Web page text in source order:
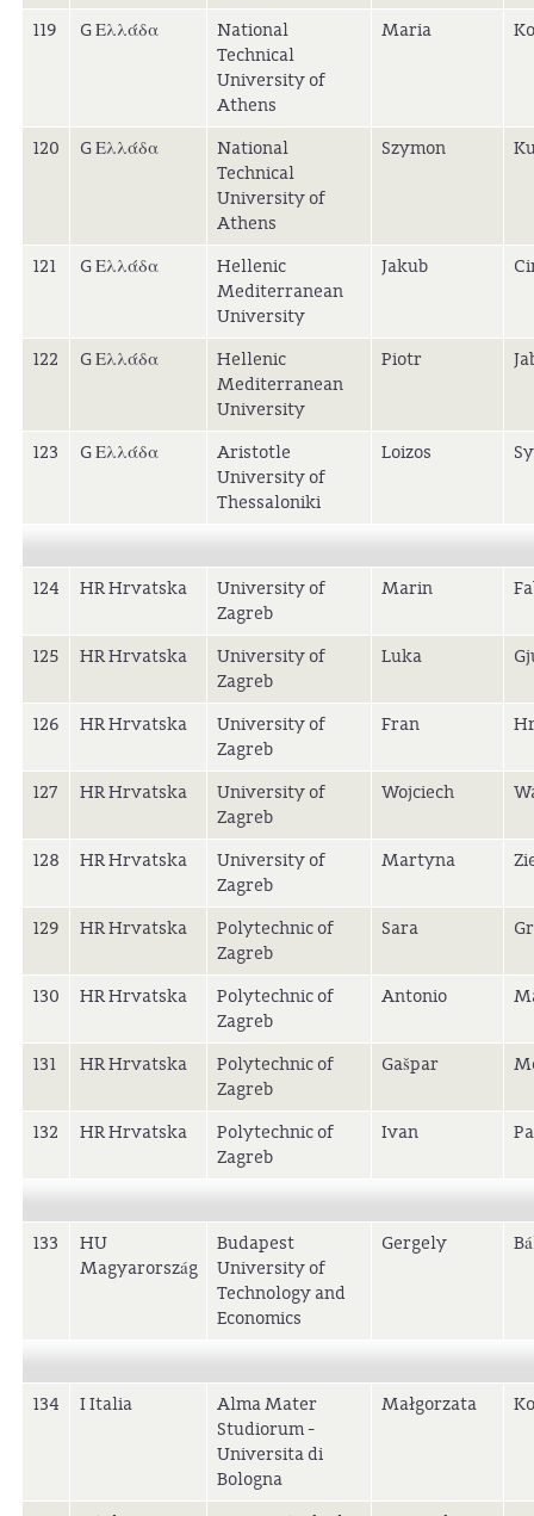
119 G Ελλάδα
National
Technical
University of
Athens
Maria
120 G Ελλάδα
National
Technical
University of
Athens
Szymon
121 G Ελλάδα
Hellenic
Mediterranean
University
Jakub
122 G Ελλάδα
Hellenic
Mediterranean
University
Piotr
123 G Ελλάδα
Aristotle
University of
Thessaloniki
Loizos
124 HR Hrvatska
University of
Zagreb
Marin
125 HR Hrvatska
University of
Zagreb
Luka
126 HR Hrvatska
University of
Zagreb
Fran
127 HR Hrvatska
University of
Zagreb
Wojciech
128 HR Hrvatska
University of
Zagreb
Martyna
129 HR Hrvatska
Polytechnic of
Zagreb
Sara
130 HR Hrvatska
Polytechnic of
Zagreb
Antonio
131 HR Hrvatska
Polytechnic of
Zagreb
Gašpar
132 HR Hrvatska
Polytechnic of
Zagreb
Ivan
133
HU
Magyarország
Budapest
University of
Technology and
Economics
Gergely
134 I Italia
Alma Mater
Studiorum -
Universita di
Bologna
Małgorzata